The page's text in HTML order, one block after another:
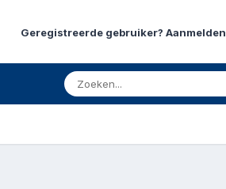
Geregistreerde gebruiker? Aanmelden